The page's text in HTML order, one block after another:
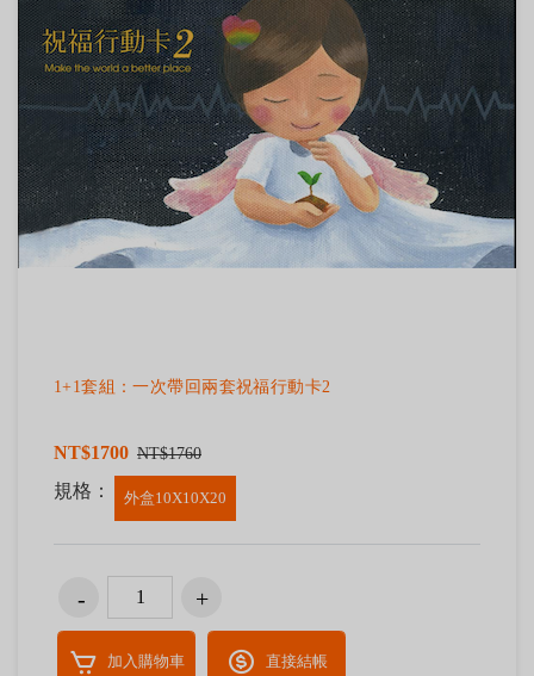
1+1套組：一次帶回兩套祝福行動卡2
NT$1700 NT$1760
規格： 外盒10X10X20
加入購物車 直接結帳